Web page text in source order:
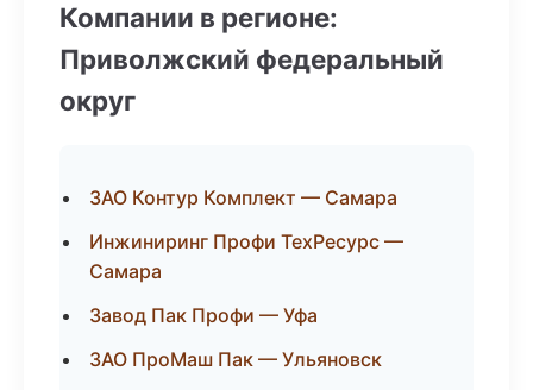
Компании в регионе:
Приволжский федеральный
округ
ЗАО Контур Комплект — Самара
Инжиниринг Профи ТехРесурс —
Самара
Завод Пак Профи — Уфа
ЗАО ПроМаш Пак — Ульяновск